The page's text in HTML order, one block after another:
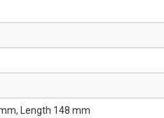
Length 148 mm